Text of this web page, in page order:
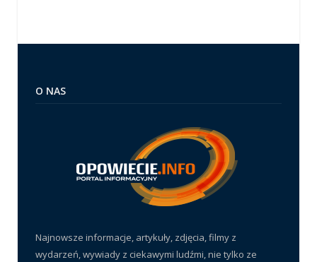
O NAS
Najnowsze informacje, artykuły, zdjęcia, filmy z
wydarzeń, wywiady z ciekawymi ludźmi, nie tylko ze